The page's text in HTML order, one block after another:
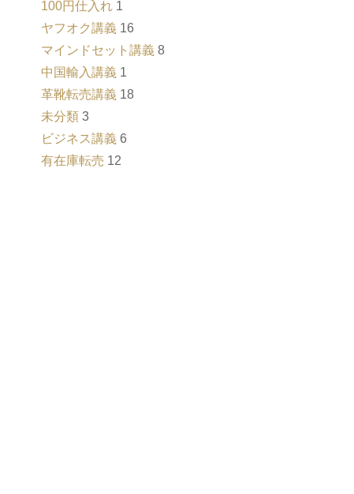
100円仕入れ 1
ヤフオク講義 16
マインドセット講義 8
中国輸入講義 1
革靴転売講義 18
未分類 3
ビジネス講義 6
有在庫転売 12